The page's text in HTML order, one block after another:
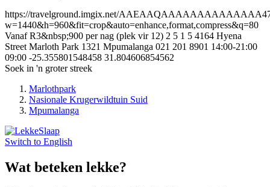
https://travelground.imgix.net/
w=1440&h=960&fit=crop&auto=enhance,format,compress&q=80
Vanaf R3&nbsp;900 per nag (plek vir 12) 2 5 1 5 4164 Hyena
Street Marloth Park 1321 Mpumalanga 021 201 8901 14:00-21:00
09:00 -25.355801548458 31.804606854562
Soek in 'n groter streek
Marlothpark
Nasionale Krugerwildtuin Suid
Mpumalanga
Switch to English
Wat beteken lekke?